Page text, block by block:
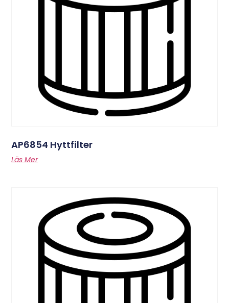
AP6854 Hyttfilter
Läs Mer